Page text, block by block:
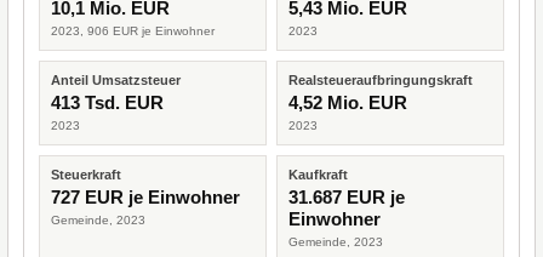
10,1 Mio. EUR
2023, 906 EUR je Einwohner
5,43 Mio. EUR
2023
Anteil Umsatzsteuer
413 Tsd. EUR
2023
Realsteueraufbringungskraft
4,52 Mio. EUR
2023
Steuerkraft
727 EUR je Einwohner
Gemeinde, 2023
Kaufkraft
31.687 EUR je
Einwohner
Gemeinde, 2023